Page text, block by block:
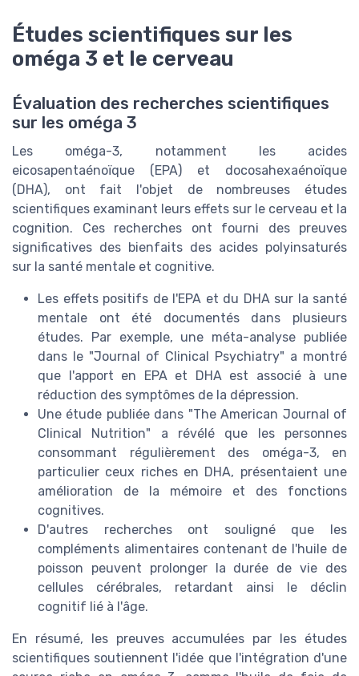
Études scientifiques sur les
oméga 3 et le cerveau
Évaluation des recherches scientifiques
sur les oméga 3
Les oméga-3, notamment les acides
eicosapentaénoïque (EPA) et docosahexaénoïque
(DHA), ont fait l'objet de nombreuses études
scientifiques examinant leurs effets sur le cerveau et la
cognition. Ces recherches ont fourni des preuves
significatives des bienfaits des acides polyinsaturés
sur la santé mentale et cognitive.
Les effets positifs de l'EPA et du DHA sur la santé
mentale ont été documentés dans plusieurs
études. Par exemple, une méta-analyse publiée
dans le "Journal of Clinical Psychiatry" a montré
que l'apport en EPA et DHA est associé à une
réduction des symptômes de la dépression.
Une étude publiée dans "The American Journal of
Clinical Nutrition" a révélé que les personnes
consommant régulièrement des oméga-3, en
particulier ceux riches en DHA, présentaient une
amélioration de la mémoire et des fonctions
cognitives.
D'autres recherches ont souligné que les
compléments alimentaires contenant de l'huile de
poisson peuvent prolonger la durée de vie des
cellules cérébrales, retardant ainsi le déclin
cognitif lié à l'âge.
En résumé, les preuves accumulées par les études
scientifiques soutiennent l'idée que l'intégration d'une